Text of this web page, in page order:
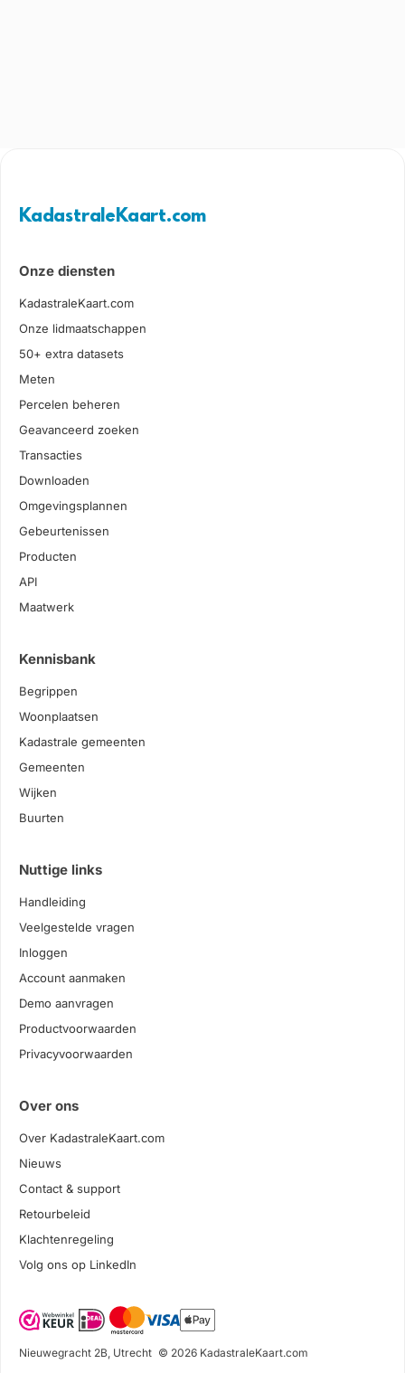
KadastraleKaart.com
Onze diensten
KadastraleKaart.com
Onze lidmaatschappen
50+ extra datasets
Meten
Percelen beheren
Geavanceerd zoeken
Transacties
Downloaden
Omgevingsplannen
Gebeurtenissen
Producten
API
Maatwerk
Kennisbank
Begrippen
Woonplaatsen
Kadastrale gemeenten
Gemeenten
Wijken
Buurten
Nuttige links
Handleiding
Veelgestelde vragen
Inloggen
Account aanmaken
Demo aanvragen
Productvoorwaarden
Privacyvoorwaarden
Over ons
Over KadastraleKaart.com
Nieuws
Contact & support
Retourbeleid
Klachtenregeling
Volg ons op LinkedIn
Nieuwegracht 2B, Utrecht © 2026 KadastraleKaart.com